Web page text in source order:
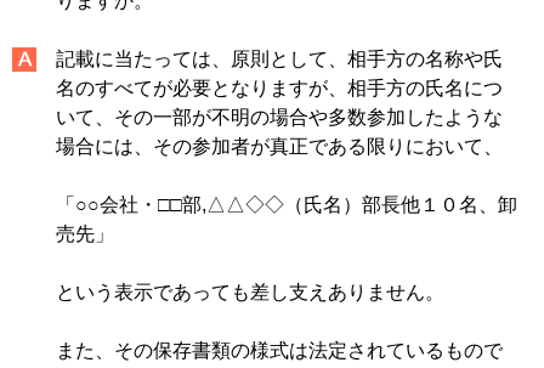
記載に当たっては、原則として、相手方の名称や氏
名のすべてが必要となりますが、相手方の氏名につ
いて、その一部が不明の場合や多数参加したような
場合には、その参加者が真正である限りにおいて、
「○○会社・□□部,△△◇◇（氏名）部長他１０名、卸
売先」
という表示であっても差し支えありません。
また、その保存書類の様式は法定されているもので